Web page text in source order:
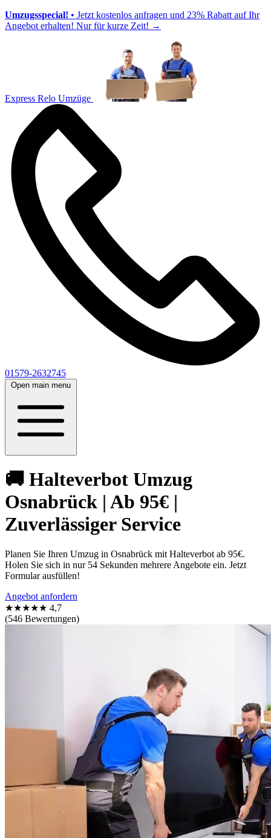
Umzugsspecial! • Jetzt kostenlos anfragen und 23% Rabatt auf Ihr
Angebot erhalten! Nur für kurze Zeit! →
Express Relo Umzüge
01579-2632745
Open main menu
🚚 Halteverbot Umzug
Osnabrück | Ab 95€ |
Zuverlässiger Service
Planen Sie Ihren Umzug in Osnabrück mit Halteverbot ab 95€.
Holen Sie sich in nur 54 Sekunden mehrere Angebote ein. Jetzt
Formular ausfüllen!
Angebot anfordern
★★★★★ 4,7
(546 Bewertungen)